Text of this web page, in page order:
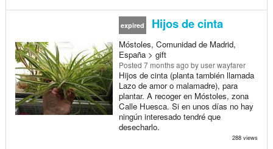
expired Hijos de cinta
Móstoles, Comunidad de Madrid,
España > gift
Posted 7 months ago by user wayfarer
Hijos de cinta (planta también llamada
Lazo de amor o malamadre), para
plantar. A recoger en Móstoles, zona
Calle Huesca. Si en unos días no hay
ningún interesado tendré que
desecharlo.
288 views